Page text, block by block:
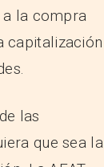
a la compra
capitalización
las
que sea la